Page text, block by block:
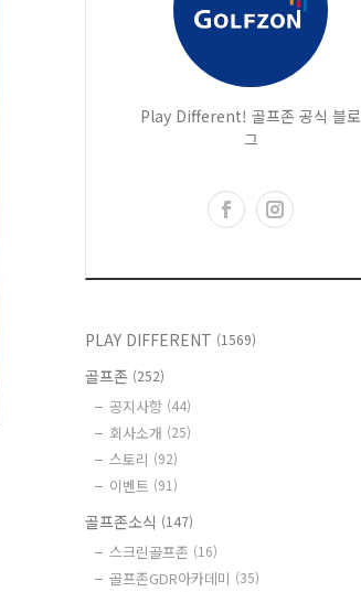
Play Different! 골프존 공식 블로
그
PLAY DIFFERENT (1569)
골프존 (252)
공지사항 (44)
회사소개 (25)
스토리 (92)
이벤트 (91)
골프존소식 (147)
스크린골프존 (16)
골프존GDR아카데미 (35)